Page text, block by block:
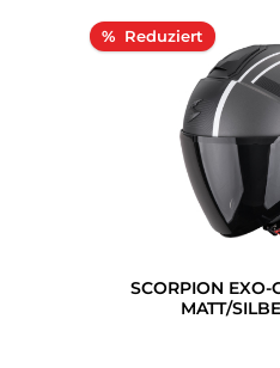
% Rabatt
SCORPION EXO-
MATT/